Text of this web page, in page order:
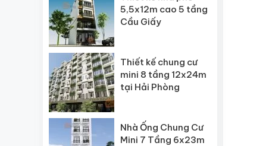
5,5x12m cao 5 tầng
Cầu Giấy
Thiết kế chung cư
mini 8 tầng 12x24m
tại Hải Phòng
Nhà Ống Chung Cư
Mini 7 Tầng 6x23m